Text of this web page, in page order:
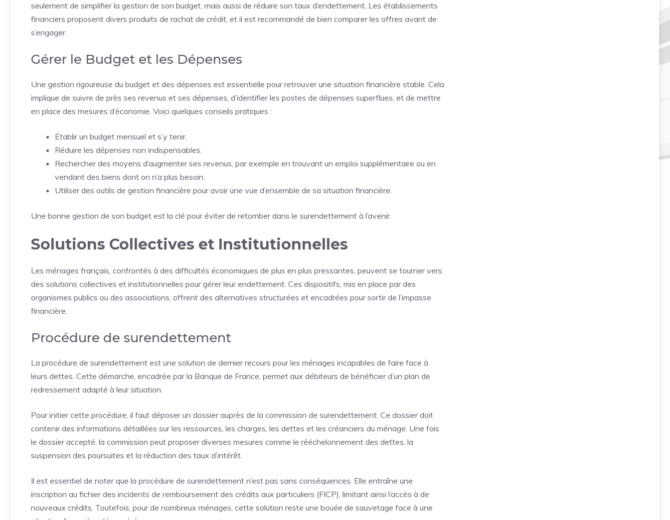
seulement de simplifier la gestion de son budget, mais aussi de réduire son taux d’endettement. Les établissements
financiers proposent divers produits de rachat de crédit, et il est recommandé de bien comparer les offres avant de
s’engager.
Gérer le Budget et les Dépenses
Une gestion rigoureuse du budget et des dépenses est essentielle pour retrouver une situation financière stable. Cela
implique de suivre de près ses revenus et ses dépenses, d’identifier les postes de dépenses superflues, et de mettre
en place des mesures d’économie. Voici quelques conseils pratiques :
Établir un budget mensuel et s’y tenir.
Réduire les dépenses non indispensables.
Rechercher des moyens d’augmenter ses revenus, par exemple en trouvant un emploi supplémentaire ou en
vendant des biens dont on n’a plus besoin.
Utiliser des outils de gestion financière pour avoir une vue d’ensemble de sa situation financière.
Une bonne gestion de son budget est la clé pour éviter de retomber dans le surendettement à l’avenir.
Solutions Collectives et Institutionnelles
Les ménages français, confrontés à des difficultés économiques de plus en plus pressantes, peuvent se tourner vers
des solutions collectives et institutionnelles pour gérer leur endettement. Ces dispositifs, mis en place par des
organismes publics ou des associations, offrent des alternatives structurées et encadrées pour sortir de l’impasse
financière.
Procédure de surendettement
La procédure de surendettement est une solution de dernier recours pour les ménages incapables de faire face à
leurs dettes. Cette démarche, encadrée par la Banque de France, permet aux débiteurs de bénéficier d’un plan de
redressement adapté à leur situation.
Pour initier cette procédure, il faut déposer un dossier auprès de la commission de surendettement. Ce dossier doit
contenir des informations détaillées sur les ressources, les charges, les dettes et les créanciers du ménage. Une fois
le dossier accepté, la commission peut proposer diverses mesures comme le rééchelonnement des dettes, la
suspension des poursuites et la réduction des taux d’intérêt.
Il est essentiel de noter que la procédure de surendettement n’est pas sans conséquences. Elle entraîne une
inscription au fichier des incidents de remboursement des crédits aux particuliers (FICP), limitant ainsi l’accès à de
nouveaux crédits. Toutefois, pour de nombreux ménages, cette solution reste une bouée de sauvetage face à une